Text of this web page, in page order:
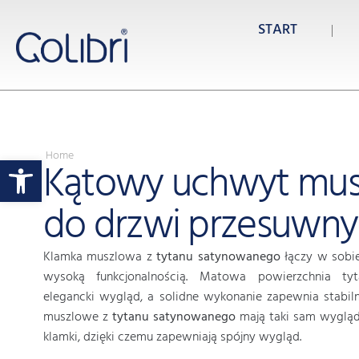
Otwórz pasek narzędzi
START
Home
Kątowy uchwyt
do drzwi
Klamka muszlowa ztytanu satynowanegołączy w
wysoką funkcjonalnością. Matowa powierzchnia
elegancki wygląd, a solidne wykonanie zapewnia
muszlowe ztytanu satynowanegomają taki sam
klamki, dzięki czemu zapewniają spójny wygląd.